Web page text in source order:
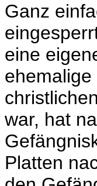
Ganz
eine
war, hat
Platten